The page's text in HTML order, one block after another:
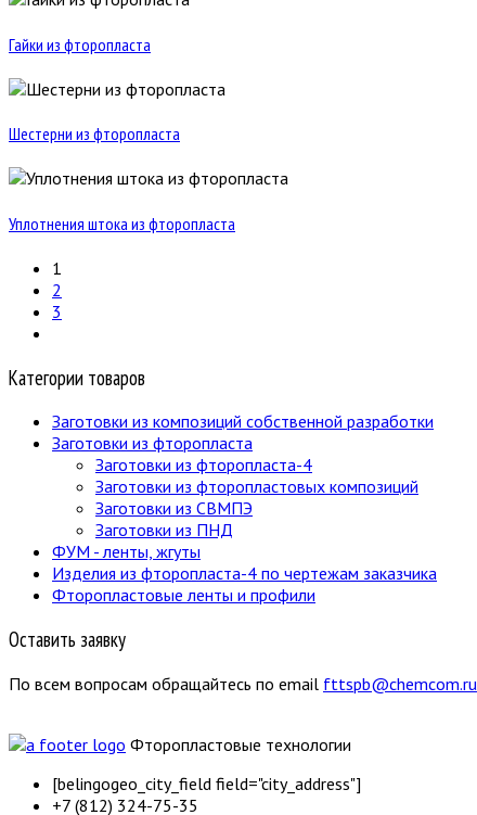
Гайки из фторопласта
Шестерни из фторопласта
Уплотнения штока из фторопласта
1
2
3
Категории товаров
Заготовки из композиций собственной разработки
Заготовки из фторопласта
Заготовки из фторопласта-4
Заготовки из фторопластовых композиций
Заготовки из СВМПЭ
Заготовки из ПНД
ФУМ - ленты, жгуты
Изделия из фторопласта-4 по чертежам заказчика
Фторопластовые ленты и профили
Оставить заявку
По всем вопросам обращайтесь по email fttspb@chemcom.ru
Фторопластовые технологии
[belingogeo_city_field field="city_address"]
+7 (812) 324-75-35